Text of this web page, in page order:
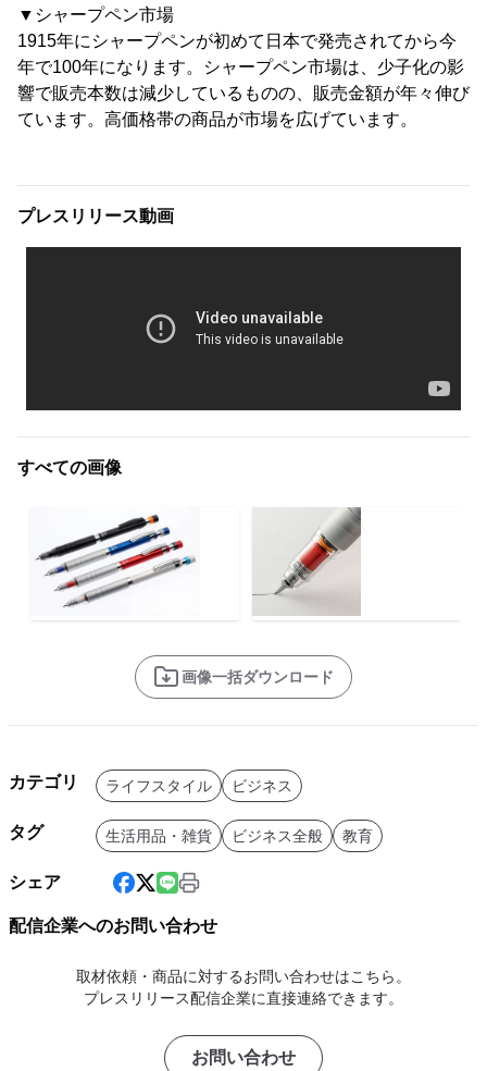
▼シャープペン市場
1915年にシャープペンが初めて日本で発売されてから今
年で100年になります。シャープペン市場は、少子化の影
響で販売本数は減少しているものの、販売金額が年々伸び
ています。高価格帯の商品が市場を広げています。
プレスリリース動画
すべての画像
画像一括ダウンロード
カテゴリ ライフスタイル ビジネス
タグ 生活用品・雑貨 ビジネス全般 教育
シェア
配信企業へのお問い合わせ
取材依頼・商品に対するお問い合わせはこちら。
プレスリリース配信企業に直接連絡できます。
お問い合わせ